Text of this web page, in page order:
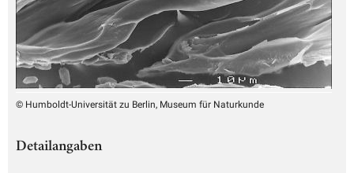
© Humboldt-Universität zu Berlin, Museum für Naturkunde
Detailangaben